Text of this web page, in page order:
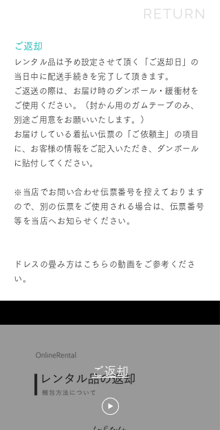
ご返却
レンタル品は予め設定させて頂く「ご返却日」の
当日中に配送手続きを完了して頂きます。
ご返送の際は、お届け時のダンボール・緩衝材を
ご使用ください。（封かん用のガムテープのみ、
別途ご用意をお願いいたします。）
お届けしている着払い伝票の「ご依頼主」の項目
に、お客様の情報をご記入いただき、ダンボール
に貼付してください。
※当店でお問い合わせ伝票番号を控えております
ので、別の伝票をご使用される場合は、伝票番号
等を当店へお知らせください。
ドレスの畳み方はこちらの動画をご参考くださ
い。
RETURN
ご返却